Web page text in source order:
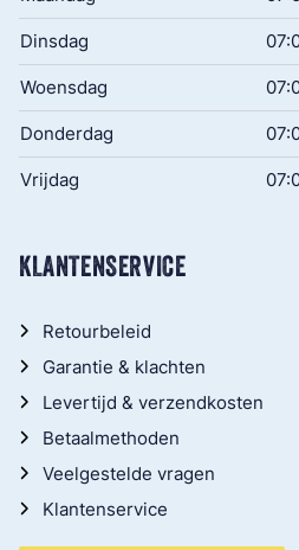
Dinsdag
Woensdag
Donderdag
Vrijdag
KLANTENSERVICE
Retourbeleid
Garantie & klachten
Levertijd & verzendkosten
Betaalmethoden
Veelgestelde vragen
Klantenservice